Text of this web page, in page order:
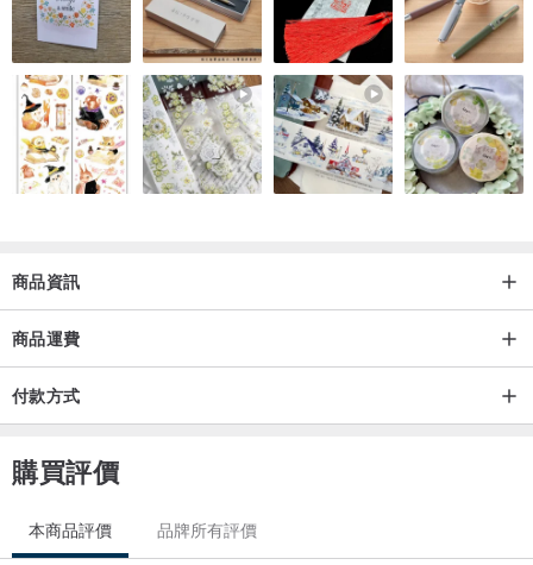
商品資訊
商品運費
付款方式
購買評價
本商品評價 品牌所有評價